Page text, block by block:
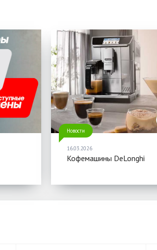
Новости
16.03.2026
Кофемашины DeLonghi